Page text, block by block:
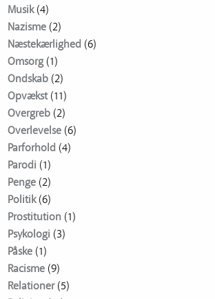
Musik(4)
Nazisme (2)
Næstekærlighed (6)
Omsorg(1)
Ondskab (2)
Opvækst(11)
Overgreb (2)
Overlevelse (6)
Parforhold (4)
Parodi (1)
Penge (2)
Politik(6)
Prostitution (1)
Psykologi (3)
Påske (1)
Racisme (9)
Relationer(5)